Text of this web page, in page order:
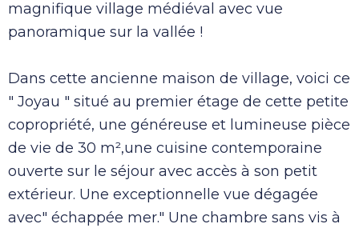
magnifique village médiéval avec vue
panoramique sur la vallée !
Dans cette ancienne maison de village, voici ce
" Joyau " situé au premier étage de cette petite
copropriété, une généreuse et lumineuse pièce
de vie de 30 m²,une cuisine contemporaine
ouverte sur le séjour avec accès à son petit
extérieur. Une exceptionnelle vue dégagée
avec" échappée mer." Une chambre sans vis à